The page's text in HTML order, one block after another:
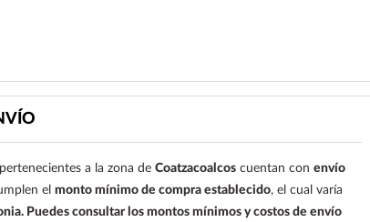
Ver más
a la zona deCoatzacoalcos cuentan conenvío
elmonto mínimo de compra establecido, el cual varía
Puedes consultar los montos mínimos y costos de envío